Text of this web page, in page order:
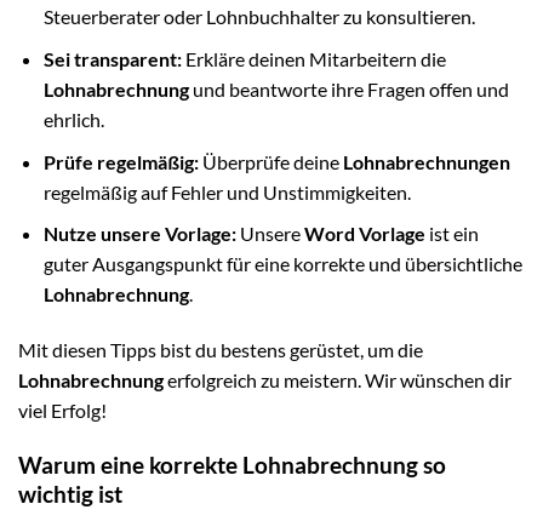
Steuerberater oder Lohnbuchhalter zu konsultieren.
Sei transparent:Erkläre deinen Mitarbeitern die
Lohnabrechnungund beantworte ihre Fragen offen und
ehrlich.
Prüfe regelmäßig:Überprüfe deine Lohnabrechnungen
regelmäßig auf Fehler und Unstimmigkeiten.
Nutze unsere Vorlage:UnsereWord Vorlage ist ein
guter Ausgangspunkt für eine korrekte und übersichtliche
Lohnabrechnung.
Mit diesen Tipps bist du bestens gerüstet, um die
Lohnabrechnungerfolgreich zu meistern. Wir wünschen dir
viel Erfolg!
Warum eine korrekte Lohnabrechnung so
wichtig ist